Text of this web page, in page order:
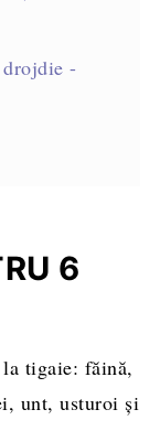
drojdie -
rețetei
de
6